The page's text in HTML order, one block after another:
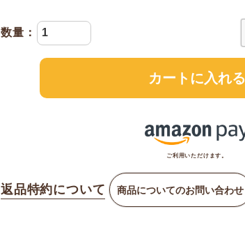
カートに入れる
ご利用いただけます。
返品特約について 商品についてのお問い合わせ